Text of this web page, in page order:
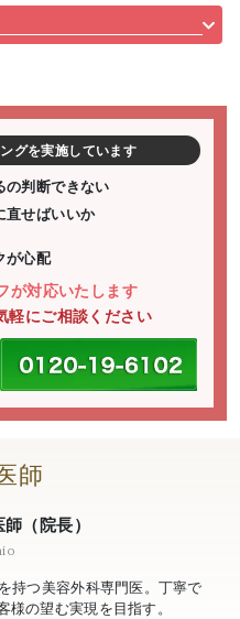
グを実施しています
の判断できない
直せばいいか
が心配
が対応いたします
軽にご相談ください
師
（院長）
持つ美容外科専門医。丁寧で
様の望む実現を目指す。